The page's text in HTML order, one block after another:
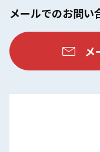
メールでのお問い
メ